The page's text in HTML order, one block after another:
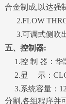
合金制成,以达强
2.FLOW
3.可调式侧吹
五、控制器:
1.控 制 器：华
2.显 示：
3.系统容量：
分割,各组程序并